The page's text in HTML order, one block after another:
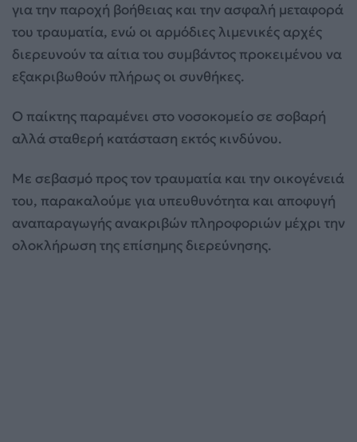
για την παροχή βοήθειας και την ασφαλή μεταφορά
του τραυματία, ενώ οι αρμόδιες λιμενικές αρχές
διερευνούν τα αίτια του συμβάντος προκειμένου να
εξακριβωθούν πλήρως οι συνθήκες.
Ο παίκτης παραμένει στο νοσοκομείο σε σοβαρή
αλλά σταθερή κατάσταση εκτός κινδύνου.
Με σεβασμό προς τον τραυματία και την οικογένειά
του, παρακαλούμε για υπευθυνότητα και αποφυγή
αναπαραγωγής ανακριβών πληροφοριών μέχρι την
ολοκλήρωση της επίσημης διερεύνησης.